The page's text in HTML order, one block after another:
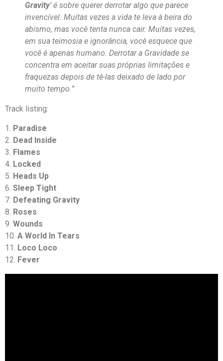
Gravity’ é sobre querer derrotar algo que parece
invencível. Muitas vezes a vida te leva à beira do
abismo, mas você tenta nunca cair. Muitas vezes,
em sua teimosia e ignorância, você esquece que
você é apenas humano. Derrotar a Gravidade se
concentra em aceitar suas próprias limitações e
fraquezas depois de tê-las deixado de lado por
muito tempo.”
Track listing:
1. Paradise
2. Dead Inside
3. Flames
4. Locked
5. Heads Up
6. Sleep Tight
7. Defeating Gravity
8. Roses
9. Wounds
10. A World In Tears
11. Loco Loco
12. Fever